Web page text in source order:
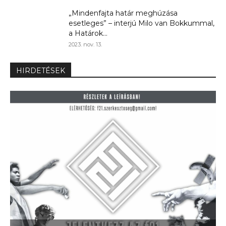
„Mindenfajta határ meghúzása
esetleges” – interjú Milo van Bokkummal,
a Határok...
2023. nov. 13.
HIRDETÉSEK